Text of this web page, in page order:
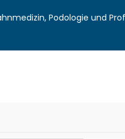
Podologie und